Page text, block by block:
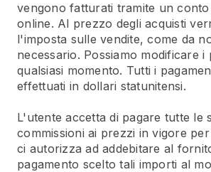
vengono fatturati tramite un
online. Al prezzo degli acquisti
l'imposta sulle vendite, come da
necessario. Possiamo modificare i
qualsiasi momento. Tutti i
effettuati in dollari statunitensi.
L'utente accetta di pagare tutte le
commissioni ai prezzi in vigore
ci autorizza ad addebitare al
pagamento scelto tali importi al